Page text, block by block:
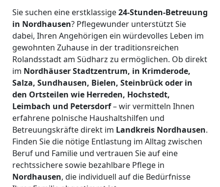
Sie suchen eine erstklassige24-Stunden-Betreuung
in Nordhausen? Pflegewunder unterstützt Sie
dabei, Ihren Angehörigen ein würdevolles Leben im
gewohnten Zuhause in der traditionsreichen
Rolandsstadt am Südharz zu ermöglichen. Ob direkt
im Nordhäuser Stadtzentrum, in Krimderode,
Salza, Sundhausen, Bielen, Steinbrück oder in
den Ortsteilen wie Herreden, Hochstedt,
Leimbach und Petersdorf– wir vermitteln Ihnen
erfahrene polnische Haushaltshilfen und
Betreuungskräfte direkt im Landkreis Nordhausen.
Finden Sie die nötige Entlastung im Alltag zwischen
Beruf und Familie und vertrauen Sie auf eine
rechtssichere sowie bezahlbare Pflege in
Nordhausen, die individuell auf die Bedürfnisse